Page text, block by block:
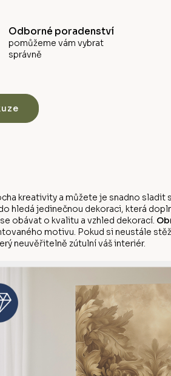
Odborné poradenství
pomůžeme vám vybrat
správně
kreativity a můžete je snadno sladit
hledá jedinečnou dekoraci, která
obávat o kvalitu a vzhled dekorací.
motivu. Pokud si neustále
neuvěřitelně zútulní váš interiér.